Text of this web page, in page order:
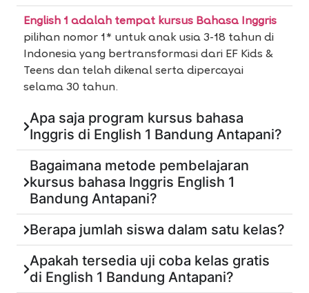
English 1 adalah tempat kursus Bahasa Inggris
pilihan nomor 1* untuk anak usia 3-18 tahun di
Indonesia yang bertransformasi dari EF Kids &
Teens dan telah dikenal serta dipercayai
selama 30 tahun.
Apa saja program kursus bahasa
Inggris di English 1 Bandung Antapani?
Bagaimana metode pembelajaran
kursus bahasa Inggris English 1
Bandung Antapani?
Berapa jumlah siswa dalam satu kelas?
Apakah tersedia uji coba kelas gratis
di English 1 Bandung Antapani?